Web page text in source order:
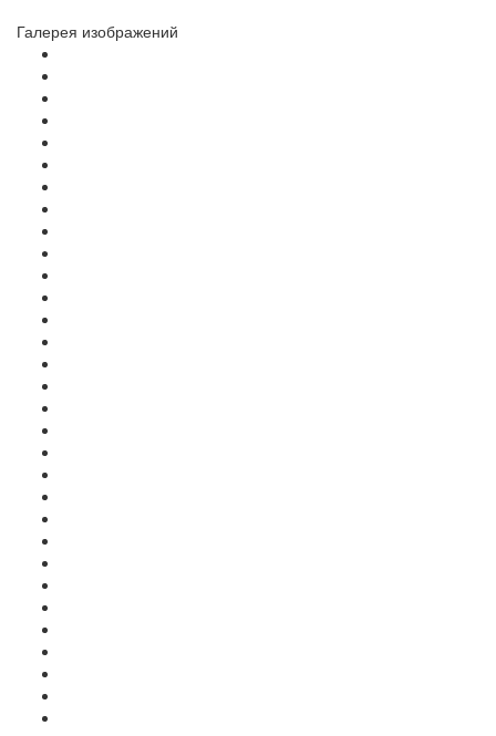
Галерея изображений